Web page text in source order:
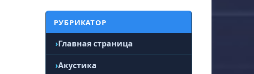
РУБРИКАТОР
Главная страница
Акустика